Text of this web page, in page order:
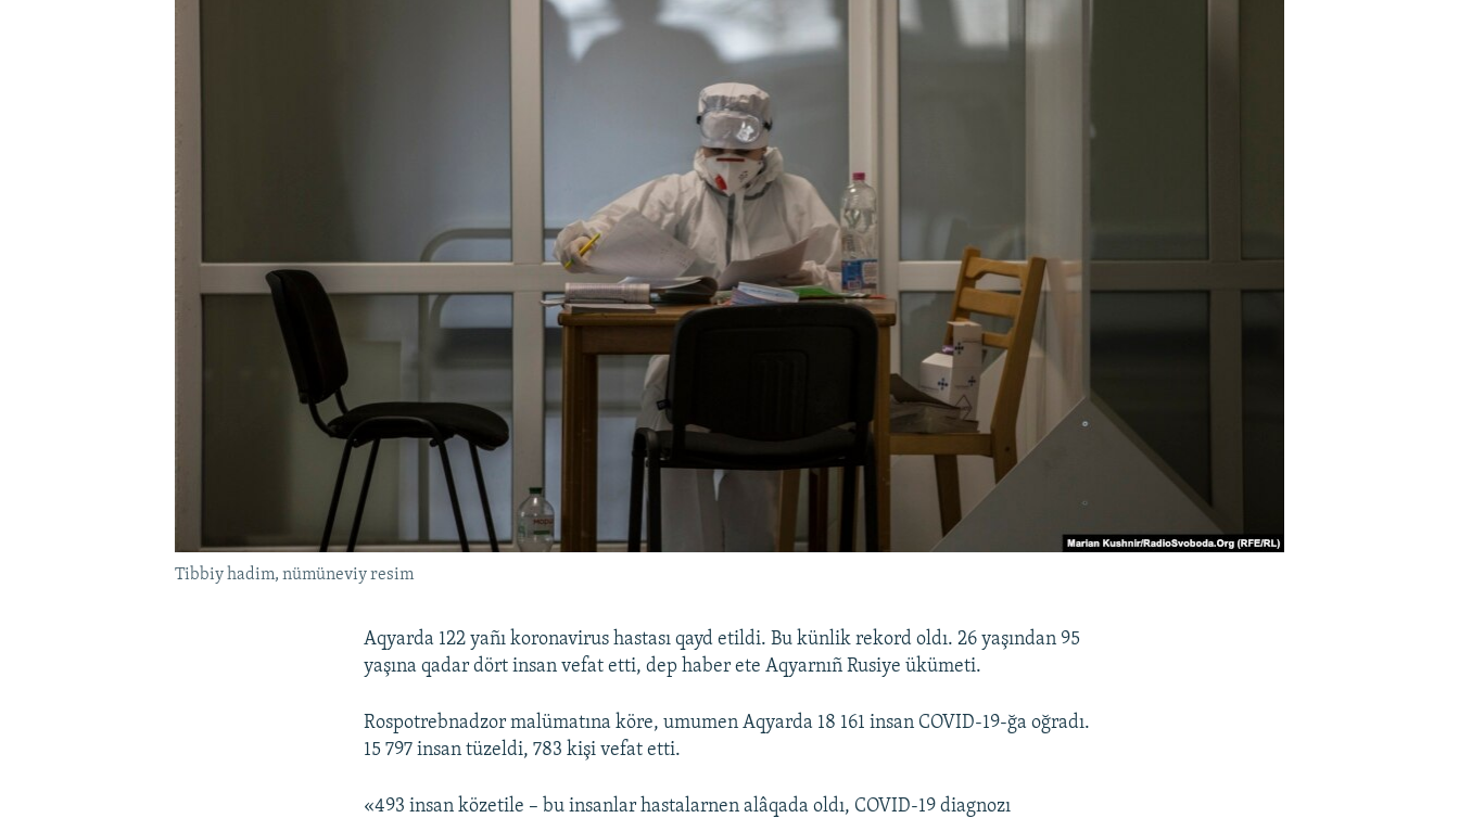
Tibbiy hadim, nümüneviy resim
Aqyarda 122 yañı koronavirus hastası qayd etildi. Bu künlik rekord oldı. 26 yaşından 95
yaşına qadar dört insan vefat etti, dep haber ete Aqyarnıñ Rusiye ükümeti.
Rospotrebnadzor malümatına köre, umumen Aqyarda 18 161 insan COVID-19-ğa oğradı.
15 797 insan tüzeldi, 783 kişi vefat etti.
«493 insan közetile – bu insanlar hastalarnen alâqada oldı, COVID-19 diagnozı